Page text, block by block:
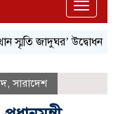
Toggle
জাদুঘর’ উদ্বোধন করলেন
,সারাদেশ